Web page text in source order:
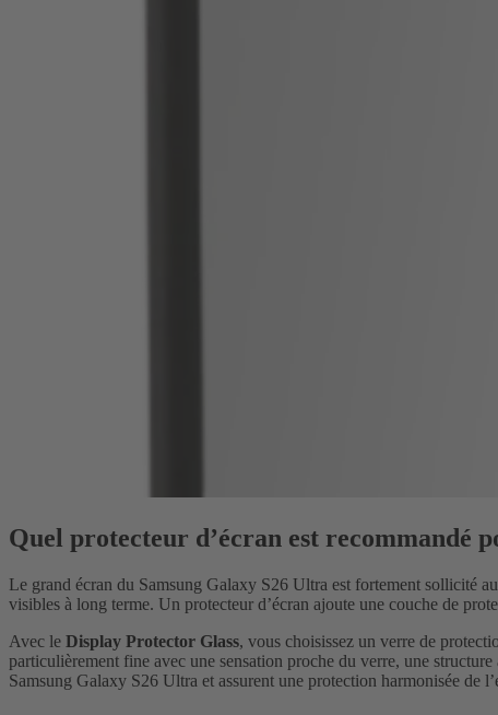
Quel protecteur d’écran est recommandé
Le grand écran du Samsung Galaxy S26 Ultra est fortement sollicité
visibles à long terme. Un protecteur d’écran ajoute une couche de
Avec le Display Protector Glass, vous choisissez un verre de
particulièrement fine avec une sensation proche du verre, une
Samsung Galaxy S26 Ultra et assurent une protection harmonisée de